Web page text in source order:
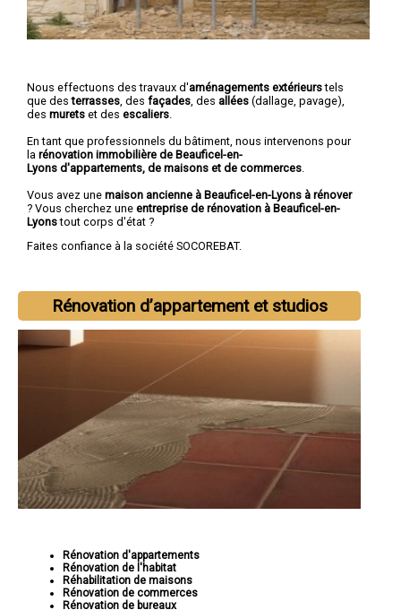
Nous effectuons des travaux d'aménagements extérieurstels
que desterrasses , des façades , des allées (dallage, pavage),
des murets et des escaliers
En tant que professionnels du bâtiment, nous intervenons pour
la rénovation immobilière de Beauficel-en-
Lyons d'appartements, de maisons et de commerces
Vous avez une maison ancienne à Beauficel-en-Lyons à rénover
? Vous cherchez une entreprise de rénovation à Beauficel-en-
Lyonstout corps d'état ?
Faites confiance à la société SOCOREBAT.
Rénovation d’appartement et studios
Rénovation d'appartements
Rénovation de l'habitat
Réhabilitation de maisons
Rénovation de commerces
Rénovation de bureaux